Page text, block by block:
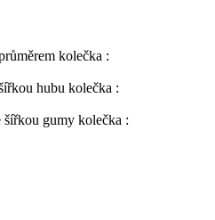
kolečka :
hubu kolečka :
gumy kolečka :